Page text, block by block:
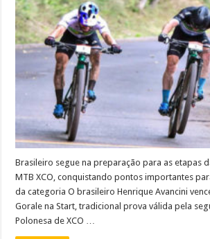
Brasileiro segue na preparação para as etapas
MTB XCO, conquistando pontos importantes
da categoria O brasileiro Henrique Avancini
Gorale na Start, tradicional prova válida pela
Polonesa de XCO …